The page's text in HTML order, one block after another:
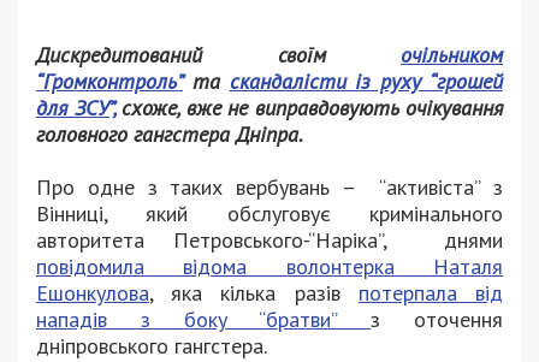
Дискредитований своїм очільником
“Громконтроль”та скандалісти із руху “грошей
для ЗСУ”,схоже, вже не виправдовують очікування
головного гангстера Дніпра.
Про одне з таких вербувань – “активіста” з
Вінниці, який обслуговує кримінального
авторитета Петровського-“Наріка”, днями
повідомила відома волонтерка Наталя
Ешонкулова, яка кілька разів потерпала від
нападів з боку “братви”з оточення
дніпровського гангстера.